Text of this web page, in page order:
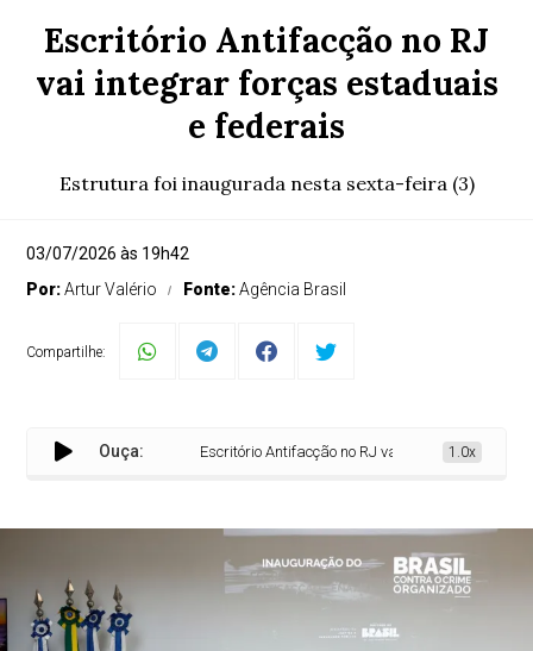
Escritório Antifacção no RJ
vai integrar forças estaduais
e federais
Estrutura foi inaugurada nesta sexta-feira (3)
03/07/2026 às 19h42
Por:Artur Valério Fonte:Agência Brasil
Compartilhe:
Ouça: Escritório Antifacção no RJ vai integrar forças
1.0x